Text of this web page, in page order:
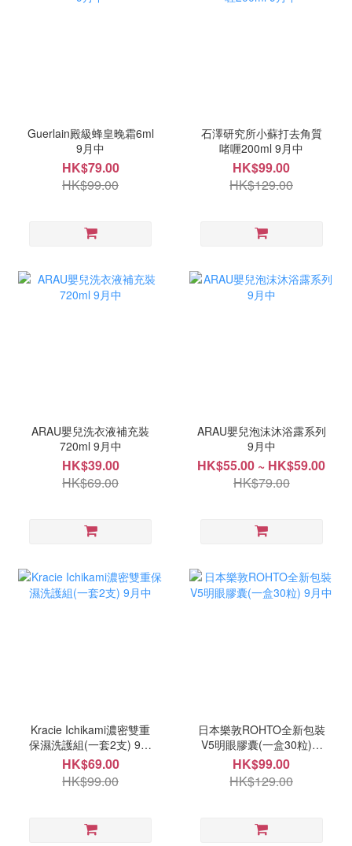
Guerlain殿級蜂皇晚霜6ml
9月中
HK$79.00
HK$99.00
石澤研究所小蘇打去角質
啫喱200ml 9月中
HK$99.00
HK$129.00
ARAU嬰兒洗衣液補充裝
720ml 9月中
HK$39.00
HK$69.00
ARAU嬰兒泡沫沐浴露系列
9月中
HK$55.00 ~ HK$59.00
HK$79.00
Kracie Ichikami濃密雙重
保濕洗護組(一套2支) 9月
中
HK$69.00
HK$99.00
日本樂敦ROHTO全新包裝
V5明眼膠囊(一盒30粒) 9
月中
HK$99.00
HK$129.00